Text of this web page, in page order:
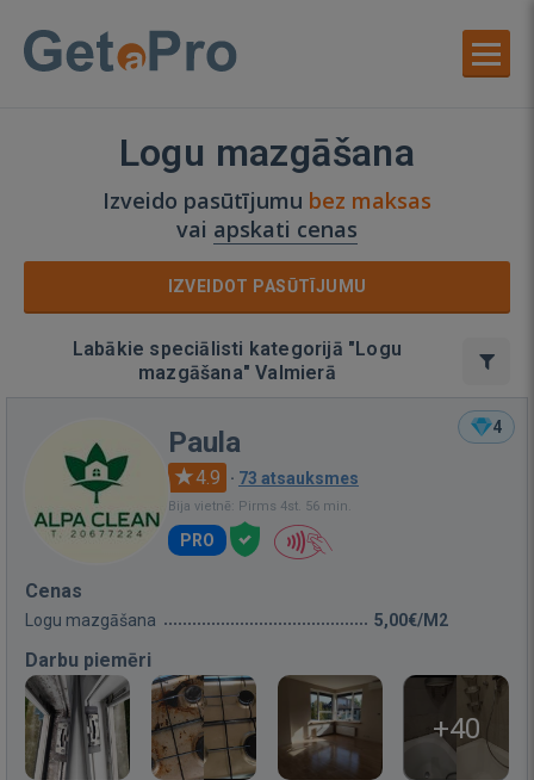
Logu mazgāšana
Izveido pasūtījumu bez maksas
vai apskati cenas
IZVEIDOT PASŪTĪJUMU
Labākie speciālisti kategorijā "Logu
mazgāšana" Valmierā
4
Paula
4.9 · 73 atsauksmes
Bija vietnē: Pirms 4st. 56 min.
PRO
Cenas
Logu mazgāšana 5,00€/M2
Darbu piemēri
+40